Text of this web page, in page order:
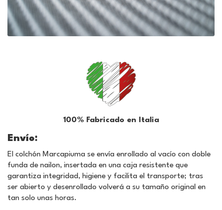
100% Fabricado en Italia
Envío:
El colchón Marcapiuma se envía enrollado al vacío con doble
funda de nailon, insertada en una caja resistente que
garantiza integridad, higiene y facilita el transporte; tras
ser abierto y desenrollado volverá a su tamaño original en
tan solo unas horas.